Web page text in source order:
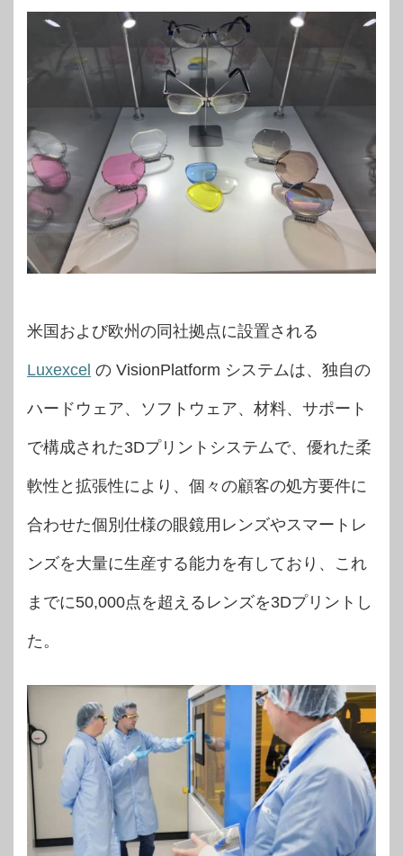
米国および欧州の同社拠点に設置される
Luxexcel の VisionPlatform システムは、独自の
ハードウェア、ソフトウェア、材料、サポート
で構成された3Dプリントシステムで、優れた柔
軟性と拡張性により、個々の顧客の処方要件に
合わせた個別仕様の眼鏡用レンズやスマートレ
ンズを大量に生産する能力を有しており、これ
までに50,000点を超えるレンズを3Dプリントし
た。